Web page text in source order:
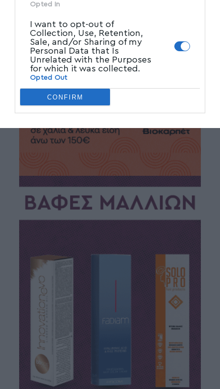
Opted In
I want to opt-out of
Collection, Use, Retention,
Sale, and/or Sharing of my
Personal Data that Is
Unrelated with the Purposes
for which it was collected.
Opted Out
CONFIRM